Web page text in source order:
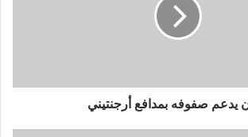
يدعم صفوفه بمدافع أرجنتيني